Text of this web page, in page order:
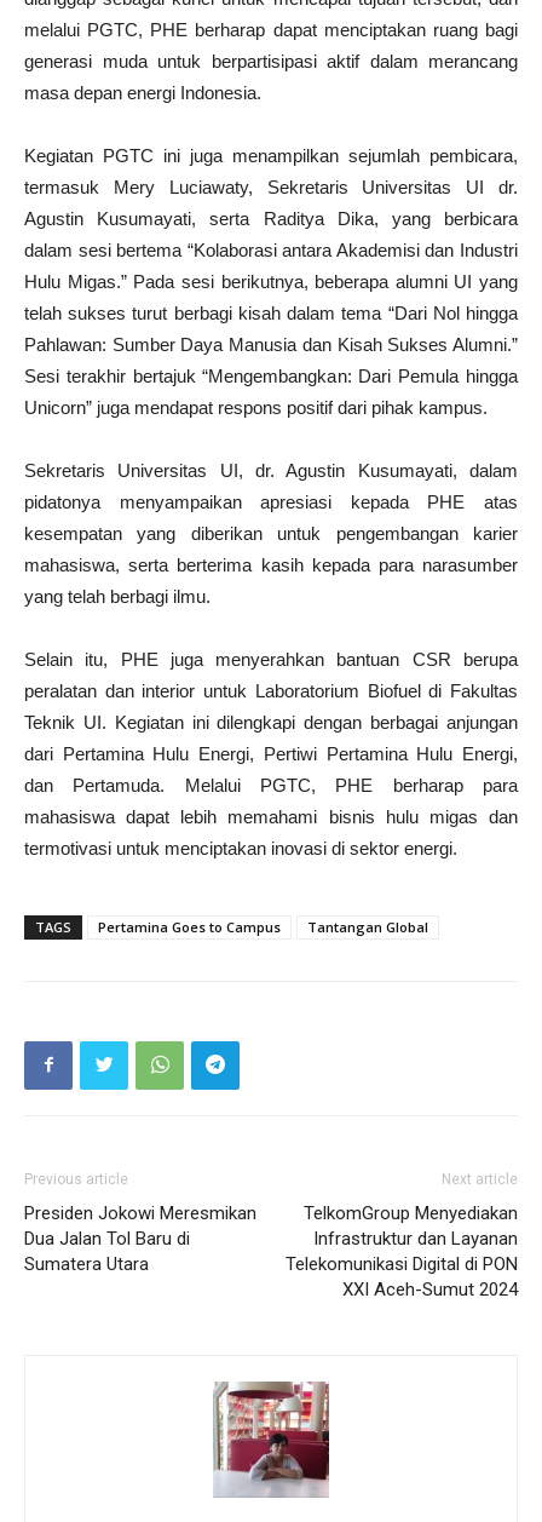
melalui PGTC, PHE berharap dapat menciptakan ruang bagi
generasi muda untuk berpartisipasi aktif dalam merancang
masa depan energi Indonesia.
Kegiatan PGTC ini juga menampilkan sejumlah pembicara,
termasuk Mery Luciawaty, Sekretaris Universitas UI dr.
Agustin Kusumayati, serta Raditya Dika, yang berbicara
dalam sesi bertema “Kolaborasi antara Akademisi dan Industri
Hulu Migas.” Pada sesi berikutnya, beberapa alumni UI yang
telah sukses turut berbagi kisah dalam tema “Dari Nol hingga
Pahlawan: Sumber Daya Manusia dan Kisah Sukses Alumni.”
Sesi terakhir bertajuk “Mengembangkan: Dari Pemula hingga
Unicorn” juga mendapat respons positif dari pihak kampus.
Sekretaris Universitas UI, dr. Agustin Kusumayati, dalam
pidatonya menyampaikan apresiasi kepada PHE atas
kesempatan yang diberikan untuk pengembangan karier
mahasiswa, serta berterima kasih kepada para narasumber
yang telah berbagi ilmu.
Selain itu, PHE juga menyerahkan bantuan CSR berupa
peralatan dan interior untuk Laboratorium Biofuel di Fakultas
Teknik UI. Kegiatan ini dilengkapi dengan berbagai anjungan
dari Pertamina Hulu Energi, Pertiwi Pertamina Hulu Energi,
dan Pertamuda. Melalui PGTC, PHE berharap para
mahasiswa dapat lebih memahami bisnis hulu migas dan
termotivasi untuk menciptakan inovasi di sektor energi.
TAGS Pertamina Goes to Campus Tantangan Global
Previous article
Presiden Jokowi Meresmikan
Dua Jalan Tol Baru di
Sumatera Utara
Next article
TelkomGroup Menyediakan
Infrastruktur dan Layanan
Telekomunikasi Digital di PON
XXI Aceh-Sumut 2024